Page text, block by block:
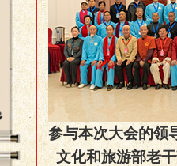
参与本次大会的领
文化和旅游部老干